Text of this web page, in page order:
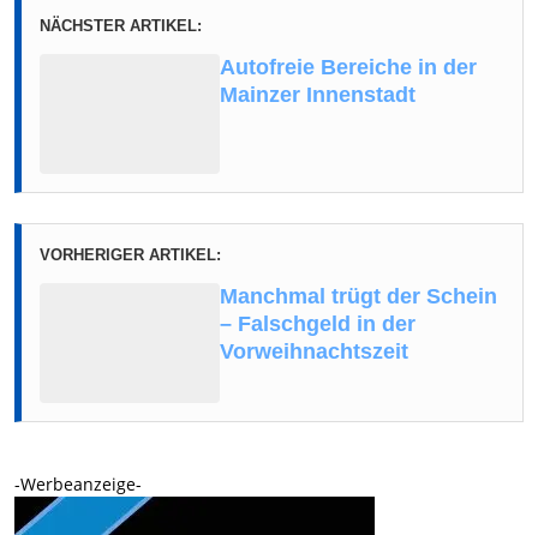
NÄCHSTER ARTIKEL:
Autofreie Bereiche in der
Mainzer Innenstadt
VORHERIGER ARTIKEL:
Manchmal trügt der Schein
– Falschgeld in der
Vorweihnachtszeit
-Werbeanzeige-